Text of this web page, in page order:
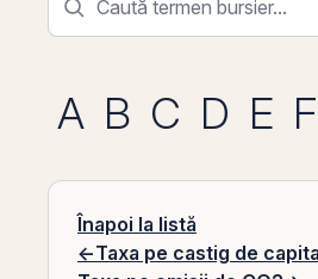
A B C D E F
Înapoi la listă
←Taxa pe castig de